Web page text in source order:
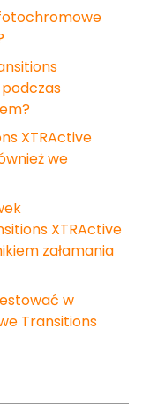
XTRActive
we
XTRActive
załamania
w
Transitions